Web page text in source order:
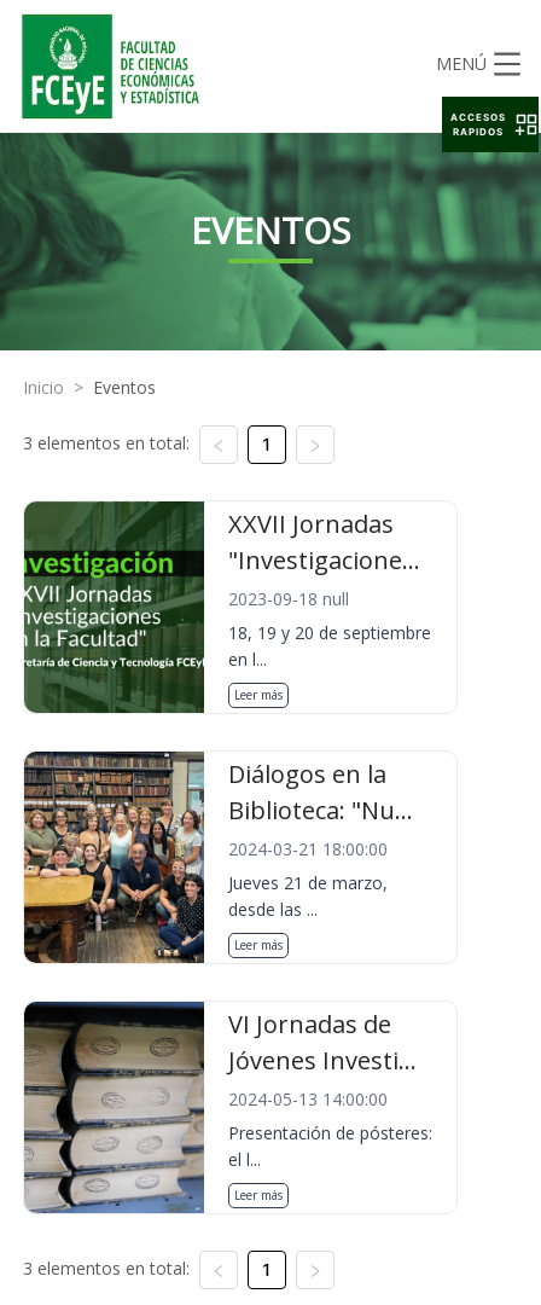
MENÚ
EVENTOS
Inicio > Eventos
3 elementos en total: 1
XXVII Jornadas
"Investigacione...
2023-09-18 null
18, 19 y 20 de septiembre
en l...
Leer más
Diálogos en la
Biblioteca: "Nu...
2024-03-21 18:00:00
Jueves 21 de marzo,
desde las ...
Leer más
VI Jornadas de
Jóvenes Investi...
2024-05-13 14:00:00
Presentación de pósteres:
el l...
Leer más
3 elementos en total: 1
ACCESOS
RAPIDOS